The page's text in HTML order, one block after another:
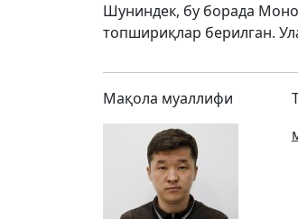
Шуниндек, бу борада
топшириқлар берилган.
Мақола муаллифи